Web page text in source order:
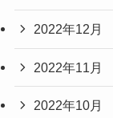
2022年12月
2022年11月
2022年10月